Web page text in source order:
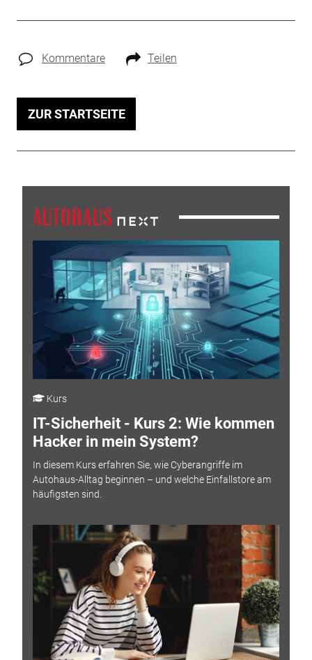
Kommentare Teilen
ZUR STARTSEITE
Kurs
IT-Sicherheit - Kurs 2: Wie kommen
Hacker in mein System?
In diesem Kurs erfahren Sie, wie Cyberangriffe im
Autohaus-Alltag beginnen – und welche Einfallstore am
häufigsten sind.